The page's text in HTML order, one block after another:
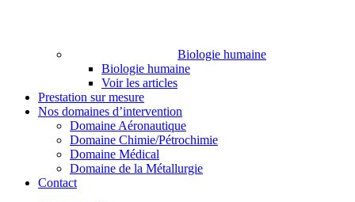
Biologie humaine
Biologie humaine
Voir les articles
Prestation sur mesure
Nos domaines d’intervention
Domaine Aéronautique
Domaine Chimie/Pétrochimie
Domaine Médical
Domaine de la Métallurgie
Contact